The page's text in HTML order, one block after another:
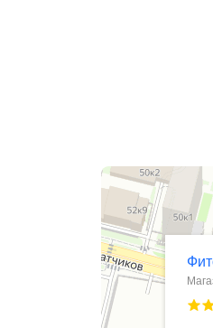
Фитолайн
Магазин цветов в
Магазин подарков и